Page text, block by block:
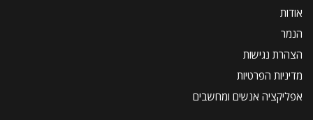
אודות
הנמר
הצהרת נגישות
מדיניות הפרטיות
אפליקציה אנשים ומחשבים